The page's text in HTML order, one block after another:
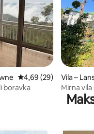
Prosječna ocjena:
4,69 (29)
boravka
Vila –
Mirna